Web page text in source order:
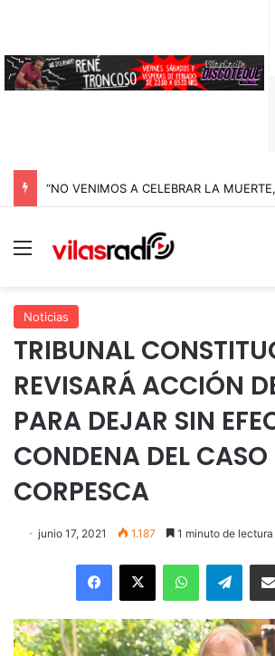
Menú
Noticias
TRIBUNAL
REVISARÁ ACCIÓN
PARA DEJAR SIN
CONDENA DEL CASO
CORPESCA
junio 17, 2021 1.187 1 minuto de lectura
Facebook
X WhatsApp